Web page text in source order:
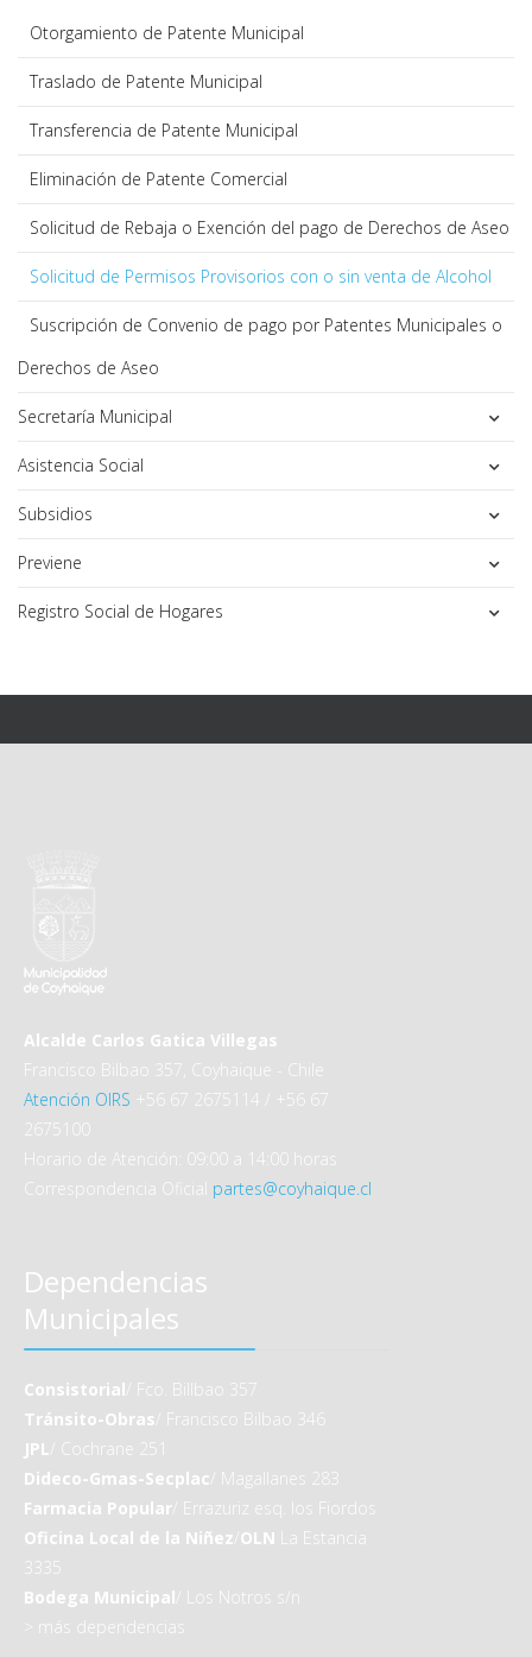
Otorgamiento de Patente Municipal
Traslado de Patente Municipal
Transferencia de Patente Municipal
Eliminación de Patente Comercial
Solicitud de Rebaja o Exención del pago de Derechos de Aseo
Solicitud de Permisos Provisorios con o sin venta de Alcohol
Suscripción de Convenio de pago por Patentes Municipales o
Derechos de Aseo
Secretaría Municipal
Asistencia Social
Subsidios
Previene
Registro Social de Hogares
Alcalde Carlos Gatica Villegas
Francisco Bilbao 357, Coyhaique - Chile
Atención OIRS +56 67 2675114 / +56 67
2675100
Horario de Atención: 09:00 a 14:00 horas
Correspondencia Oficial partes@coyhaique.cl
Dependencias
Municipales
Consistorial / Fco. Billbao 357
Tránsito-Obras / Francisco Bilbao 346
JPL / Cochrane 251
Dideco-Gmas-Secplac / Magallanes 283
Farmacia Popular / Errazuriz esq. los Fiordos
Oficina Local de la Niñez OLN La Estancia
3335
Bodega Municipal / Los Notros s/n
más dependencias